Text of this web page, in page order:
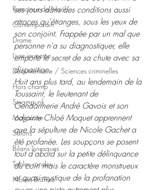
Romance de Noël
Contemporain
Drame
Livre jeunesse
Documentaire / Sciences criminelles
Hors champ
Steampunk
Magazine
Salons
Bilans livresques
Tables rondes
Noires Brumes
ses jours dans des conditions aussi
atroces qu'étranges, sous les yeux de
son conjoint. Frappée par un mal que
personne n'a su diagnostiquer, elle
emporte le secret de sa chute avec sa
disparition.
Huit ans plus tard, au lendemain de la
Toussaint, le lieutenant de
Gendarmerie André Gavois et son
adjointe Chloé Moquet apprennent
que la sépulture de Nicole Gachet a
été profanée. Les soupçons se posent
tout d'abord sur la petite délinquance
du coin mais le caractère monstrueux
et quasi-mystique de la profanation